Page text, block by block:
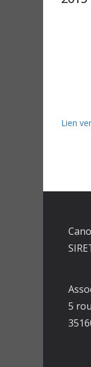
Lien
5